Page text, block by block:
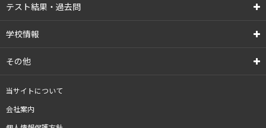
テスト結果・過去問
学校情報
その他
当サイトについて
会社案内